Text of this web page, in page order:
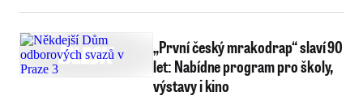
„První český mrakodrap“ slaví 90
let: Nabídne program pro školy,
výstavy i kino